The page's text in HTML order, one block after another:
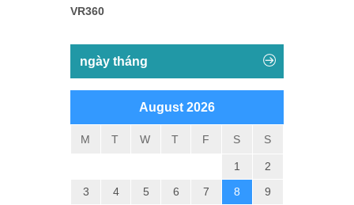
VR360
ngày tháng
August 2026
M T W T F S S
1
2
3
4 5 6 7 8
9